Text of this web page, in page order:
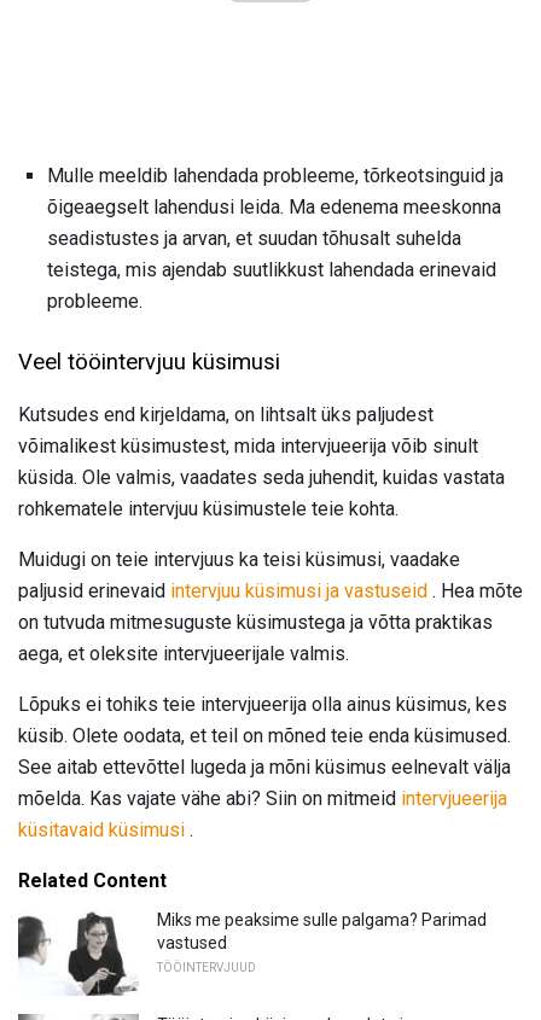
Mulle meeldib lahendada probleeme, tõrkeotsinguid ja
õigeaegselt lahendusi leida. Ma edenema meeskonna
seadistustes ja arvan, et suudan tõhusalt suhelda
teistega, mis ajendab suutlikkust lahendada erinevaid
probleeme.
Veel tööintervjuu küsimusi
Kutsudes end kirjeldama, on lihtsalt üks paljudest
võimalikest küsimustest, mida intervjueerija võib sinult
küsida. Ole valmis, vaadates seda juhendit, kuidas vastata
rohkematele intervjuu küsimustele teie kohta.
Muidugi on teie intervjuus ka teisi küsimusi, vaadake
paljusid erinevaid intervjuu küsimusi ja vastuseid . Hea mõte
on tutvuda mitmesuguste küsimustega ja võtta praktikas
aega, et oleksite intervjueerijale valmis.
Lõpuks ei tohiks teie intervjueerija olla ainus küsimus, kes
küsib. Olete oodata, et teil on mõned teie enda küsimused.
See aitab ettevõttel lugeda ja mõni küsimus eelnevalt välja
mõelda. Kas vajate vähe abi? Siin on mitmeid intervjueerija
küsitavaid küsimusi .
Related Content
Miks me peaksime sulle palgama? Parimad
vastused
TÖÖINTERVJUUD